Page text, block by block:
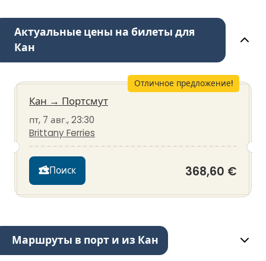
Актуальные цены на билеты для
Кан
Отличное предложение!
Кан → Портсмут
пт, 7 авг., 23:30
Brittany Ferries
Поиск 368,60 €
Маршруты в порт и из Кан